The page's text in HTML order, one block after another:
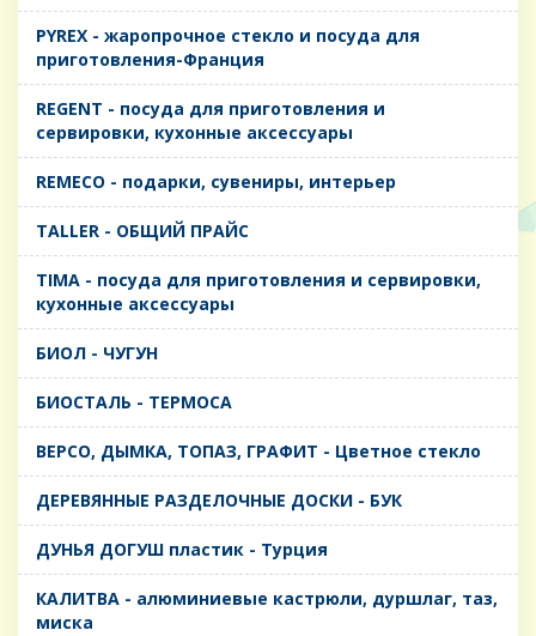
PYREX - жаропрочное стекло и посуда для
приготовления-Франция
REGENT - посуда для приготовления и
сервировки, кухонные аксессуары
REMECO - подарки, сувениры, интерьер
TALLER - ОБЩИЙ ПРАЙС
TIMA - посуда для приготовления и сервировки,
кухонные аксессуары
БИОЛ - ЧУГУН
БИОСТАЛЬ - ТЕРМОСА
ВЕРСО, ДЫМКА, ТОПАЗ, ГРАФИТ - Цветное стекло
ДЕРЕВЯННЫЕ РАЗДЕЛОЧНЫЕ ДОСКИ - БУК
ДУНЬЯ ДОГУШ пластик - Турция
КАЛИТВА - алюминиевые кастрюли, дуршлаг, таз,
миска